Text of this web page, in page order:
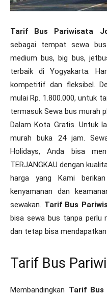
Tarif Bus Pariwisata
sebagai tempat sewa
medium bus, big bus,
terbaik di Yogyakarta.
kompetitif dan fleksibel.
mulai Rp. 1.800.000, untuk
termasuk Sewa bus murah
Dalam Kota Gratis. Untuk
murah buka 24 jam.
Holidays, Anda bisa
TERJANGKAU dengan
harga yang Kami
kenyamanan dan
sewakan. Tarif Bus
bisa sewa bus tanpa perlu
dan tetap bisa
Tarif Bus
Membandingkan Tarif Bus